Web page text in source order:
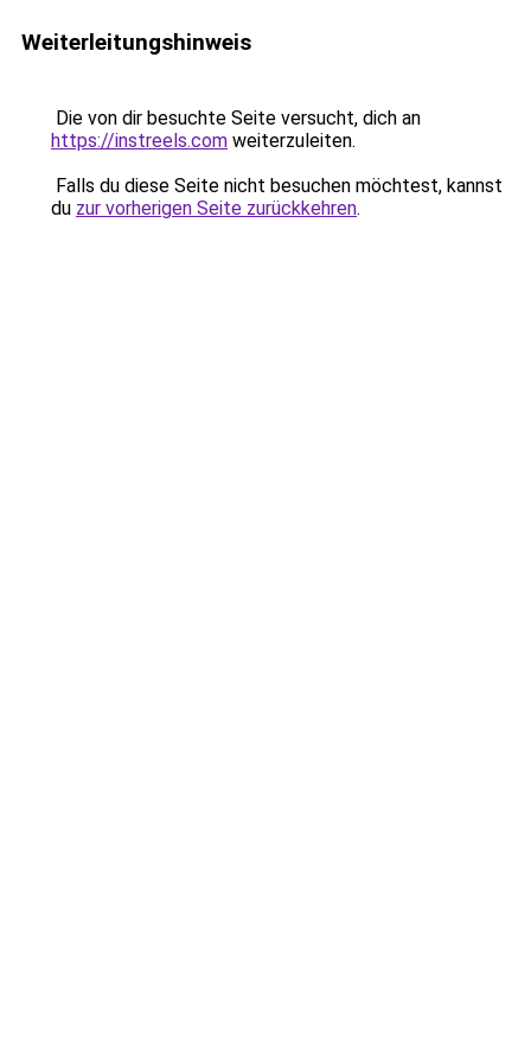
Weiterleitungshinweis
Die von dir besuchte Seite versucht, dich an
https://instreels.com weiterzuleiten.
Falls du diese Seite nicht besuchen möchtest, kannst
du zur vorherigen Seite zurückkehren.